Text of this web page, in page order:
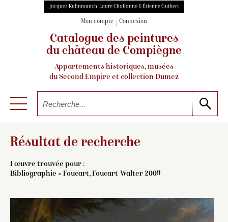
Jacques Kuhnmunch, Laure Chabanne & Étienne Guibert
Mon compte Connexion
Catalogue des peintures
du château de Compiègne
Appartements historiques, musées
du Second Empire et collection Dumez
Résultat de recherche
1 œuvre trouvée pour :
Bibliographie = Foucart, Foucart-Walter 2009